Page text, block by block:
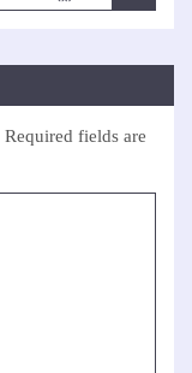
Required fields are